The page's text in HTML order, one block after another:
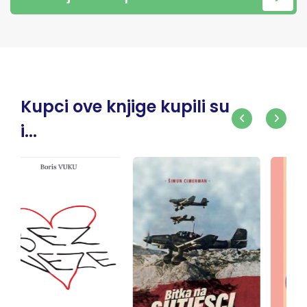
Kupci ove knjige kupili su
i...